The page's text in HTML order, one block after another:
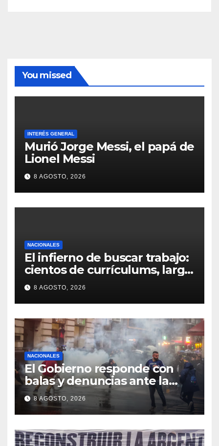
You missed
INTERÉS GENERAL
Murió Jorge Messi, el papá de
Lionel Messi
8 AGOSTO, 2026
NACIONALES
El infierno de buscar trabajo:
cientos de currículums, larga
espera y menos puestos
registrados
8 AGOSTO, 2026
NACIONALES
El Gobierno responde con
balas y denuncias ante la
protesta
8 AGOSTO, 2026